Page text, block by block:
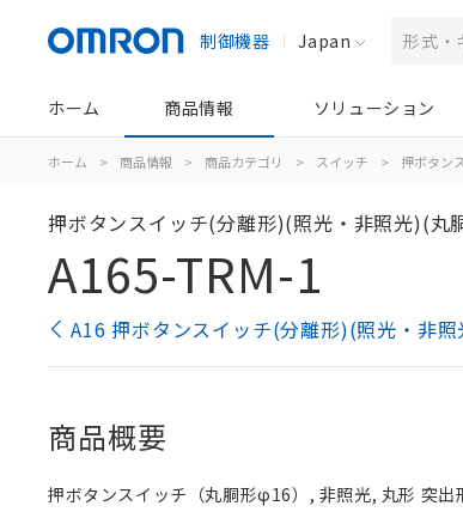
制御機器 Japan
ホーム 商品情報 ソリューション
ホーム > 商品情報 > 商品カテゴリ > スイッチ > 押ボタン
押ボタンスイッチ(分離形)(照光・非照光)(丸
A165-TRM-1
A16 押ボタンスイッチ(分離形)(照光・非
商品概要
押ボタンスイッチ（丸胴形φ16）, 非照光, 丸形 突